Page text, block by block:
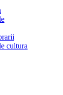
cultura